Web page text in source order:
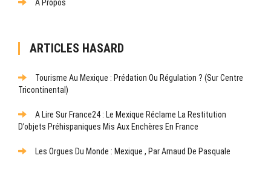
A Propos
ARTICLES HASARD
Tourisme Au Mexique : Prédation Ou Régulation ? (Sur Centre
Tricontinental)
A Lire Sur France24 : Le Mexique Réclame La Restitution
D’objets Préhispaniques Mis Aux Enchères En France
Les Orgues Du Monde : Mexique , Par Arnaud De Pasquale